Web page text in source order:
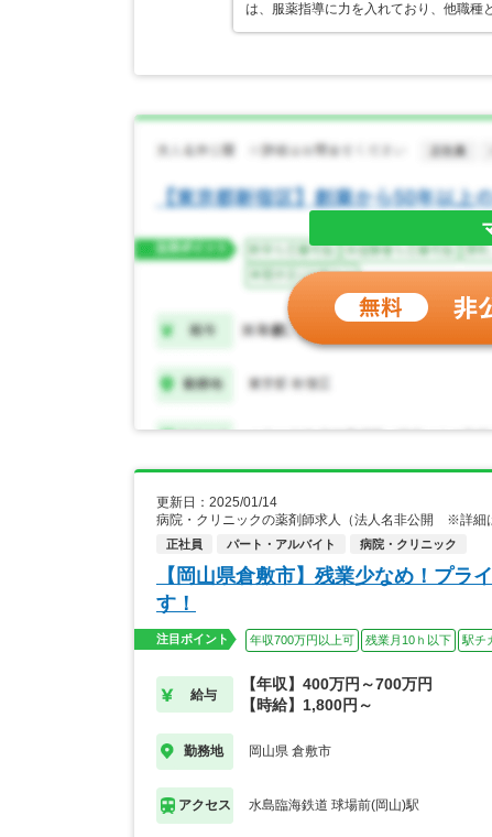
は、服薬指導に力を入れており、他職種
更新日：2025/01/14
病院・クリニックの薬剤師求人（法人名非公開 ※詳細
正社員 パート・アルバイト 病院・クリニック
【岡山県倉敷市】残業少なめ！プ
す！
注目ポイント 年収700万円以上可 残業月10ｈ以下 駅チ
給与
【年収】400万円～700万円
【時給】1,800円～
勤務地 岡山県 倉敷市
アクセス 水島臨海鉄道 球場前(岡山)駅